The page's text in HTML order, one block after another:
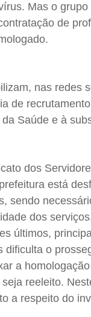
Mas o
de
nas redes
de
Saúde e à
dos
está
sendo
dos
últimos,
o
a
reeleito.
a respeito do